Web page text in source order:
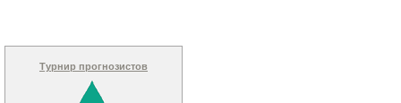
Турнир прогнозистов